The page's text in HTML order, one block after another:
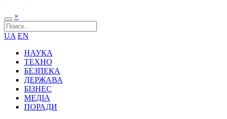
×
UA EN
НАУКА
ТЕХНО
БЕЗПЕКА
ДЕРЖАВА
БІЗНЕС
МЕДІА
ПОРАДИ